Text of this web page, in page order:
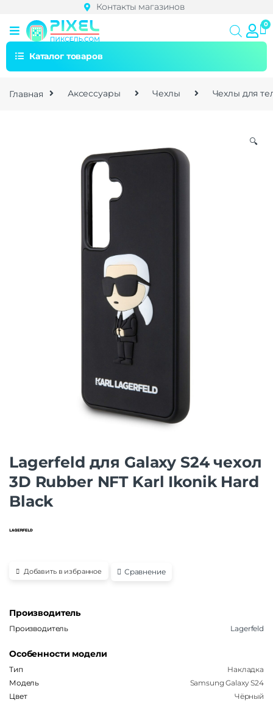
Контакты магазинов
Каталог товаров
Главная Аксессуары Чехлы Чехлы для
🔍
Lagerfeld для Galaxy S24 чехол
3D Rubber NFT Karl Ikonik Hard
Black
Добавить в избранное Сравнение
Производитель
Производитель Lagerfeld
Особенности модели
Тип
Накладка
Модель
Samsung Galaxy S24
Цвет
Чёрный